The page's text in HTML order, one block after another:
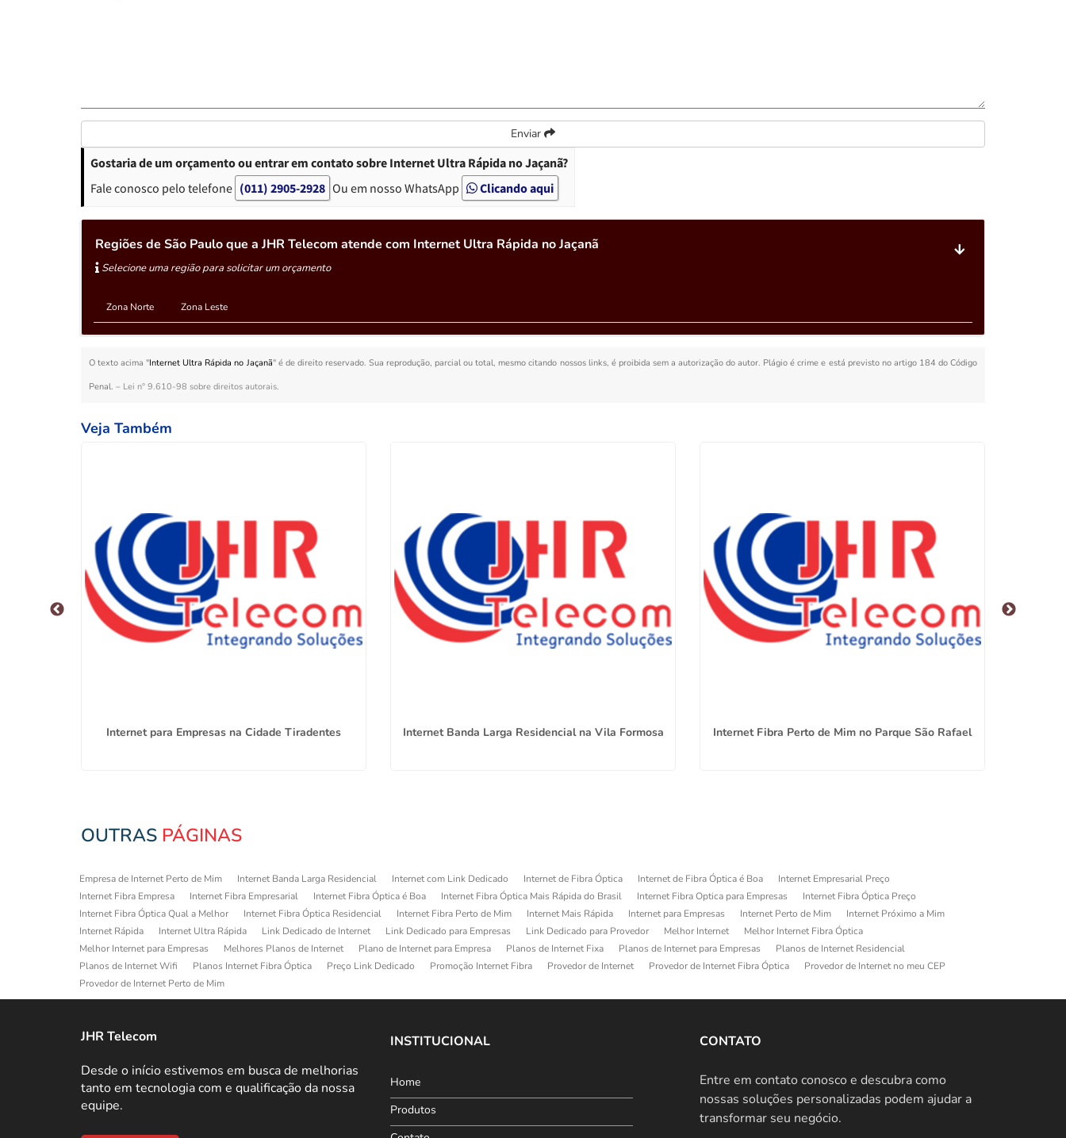
Enviar
Gostaria de um orçamento ou entrar em contato sobre Internet Ultra Rápida no Jaçanã?
Fale conosco pelo telefone (011) 2905-2928 Ou em nosso WhatsApp Clicando aqui
Regiões de São Paulo que a JHR Telecom atende com Internet Ultra Rápida no Jaçanã
Selecione uma região para solicitar um orçamento
Zona Norte Zona Leste
O texto acima "Internet Ultra Rápida no Jaçanã" é de direito reservado. Sua reprodução, parcial ou total, mesmo citando nossos links, é proibida sem a autorização do autor. Plágio é crime e está previsto no artigo 184 do Código
Penal. – Lei n° 9.610-98 sobre direitos autorais.
Veja Também
Internet para Empresas na Cidade Tiradentes Internet Banda Larga Residencial na Vila Formosa Internet Fibra Perto de Mim no Parque São Rafael
OUTRAS PÁGINAS
Empresa de Internet Perto de Mim Internet Banda Larga Residencial Internet com Link Dedicado Internet de Fibra Óptica Internet de Fibra Óptica é Boa
Internet Empresarial Preço
Internet Fibra Empresa
Internet Fibra Empresarial Internet Fibra Óptica é Boa Internet Fibra Óptica Mais Rápida do Brasil Internet Fibra Optica para Empresas
Internet Fibra Óptica Preço
Internet Fibra Óptica Qual a Melhor
Internet Fibra Óptica Residencial Internet Fibra Perto de Mim Internet Mais Rápida Internet para Empresas Internet Perto de Mim
Internet Próximo a Mim
Internet Rápida
Internet Ultra Rápida Link Dedicado de Internet Link Dedicado para Empresas Link Dedicado para Provedor Melhor Internet
Melhor Internet Fibra Óptica
Melhor Internet para Empresas
Melhores Planos de Internet Plano de Internet para Empresa Planos de Internet Fixa Planos de Internet para Empresas
Planos de Internet Residencial
Planos de Internet Wifi
Planos Internet Fibra Óptica Preço Link Dedicado Promoção Internet Fibra Provedor de Internet Provedor de Internet Fibra Óptica
Provedor de Internet no meu CEP
Provedor de Internet Perto de Mim
JHR Telecom
Desde o início estivemos em busca de melhorias
tanto em tecnologia com e qualificação da nossa
equipe.
INSTITUCIONAL
Home
Produtos
CONTATO
Entre em contato conosco e descubra como
nossas soluções personalizadas podem ajudar a
transformar seu negócio.